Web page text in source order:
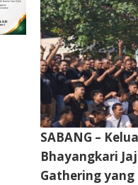
SABANG –
Bhayangkari
Gathering yang